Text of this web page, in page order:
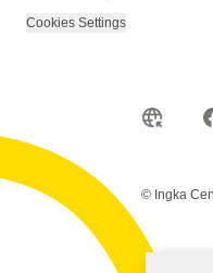
Cookies Settings
© Ingka